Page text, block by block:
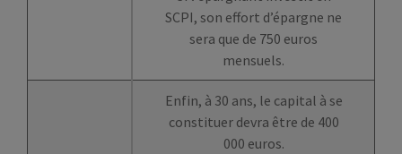
SCPI, son effort d’épargne ne
sera que de 750 euros
mensuels.
Enfin, à 30 ans, le capital à se
constituer devra être de 400
000 euros.